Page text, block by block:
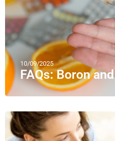
10/09/2025
FAQs: Boron